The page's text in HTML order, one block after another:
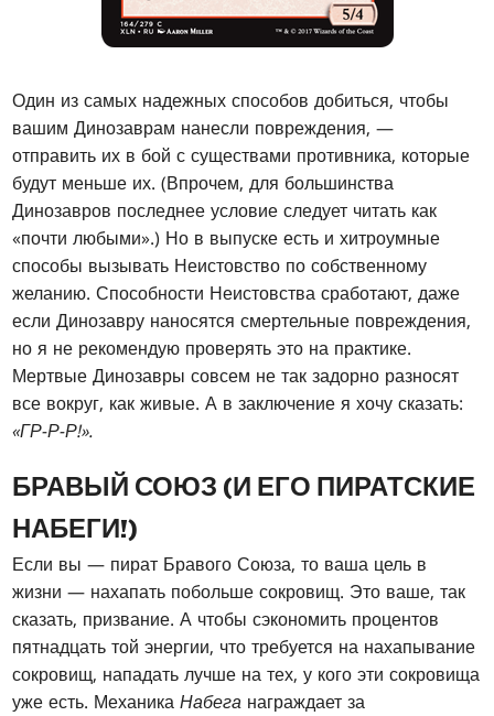
Один из самых надежных способов добиться, чтобы
вашим Динозаврам нанесли повреждения, —
отправить их в бой с существами противника, которые
будут меньше их. (Впрочем, для большинства
Динозавров последнее условие следует читать как
«почти любыми».) Но в выпуске есть и хитроумные
способы вызывать Неистовство по собственному
желанию. Способности Неистовства сработают, даже
если Динозавру наносятся смертельные повреждения,
но я не рекомендую проверять это на практике.
Мертвые Динозавры совсем не так задорно разносят
все вокруг, как живые. А в заключение я хочу сказать:
«ГР-Р-Р!».
БРАВЫЙ СОЮЗ (И ЕГО ПИРАТСКИЕ
НАБЕГИ!)
Если вы — пират Бравого Союза, то ваша цель в
жизни — нахапать побольше сокровищ. Это ваше, так
сказать, призвание. А чтобы сэкономить процентов
пятнадцать той энергии, что требуется на нахапывание
сокровищ, нападать лучше на тех, у кого эти сокровища
уже есть. МеханикаНабега награждает за